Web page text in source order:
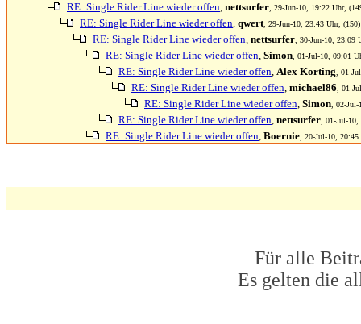
RE: Single Rider Line wieder offen, nettsurfer , 29-Jun-10, 19:22 Uhr,
RE: Single Rider Line wieder offen, qwert , 29-Jun-10, 23:43 Uhr, (150)
RE: Single Rider Line wieder offen, nettsurfer , 30-Jun-10, 23:09
RE: Single Rider Line wieder offen, Simon , 01-Jul-10, 09:01
RE: Single Rider Line wieder offen, Alex Korting , 01-
RE: Single Rider Line wieder offen, michael86 , 01-
RE: Single Rider Line wieder offen, Simon , 02-
RE: Single Rider Line wieder offen, nettsurfer , 01-Jul-
RE: Single Rider Line wieder offen, Boernie , 20-Jul-10,
Für alle
Es gelten die